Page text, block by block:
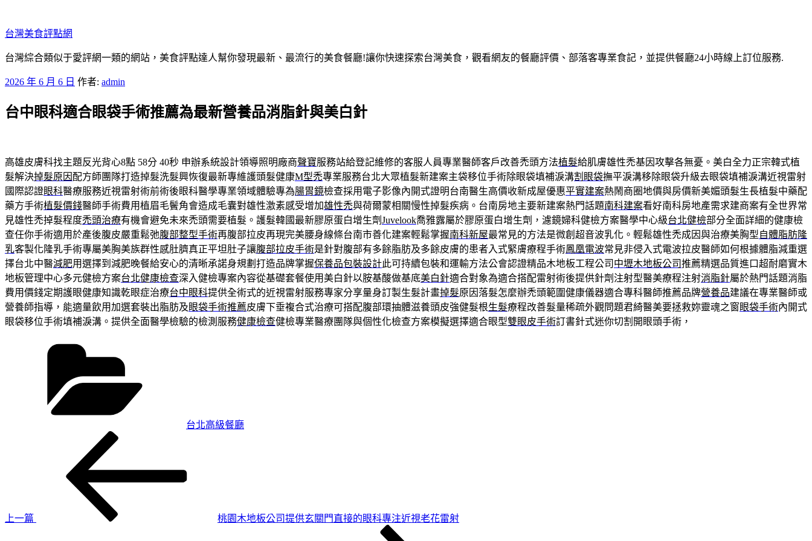
至
主
要
容
台灣美食評點網
台灣綜合類似于愛評網一類的網站，美食評點達人幫你發現最新、最流行的美食餐廳!讓你快速探索台灣美食，觀看網友的餐廳評價、部落客專業食記，並提供餐廳24小時線上訂位服務.
發
於
2026 年 6 月 6 日 作者: admin
台中眼科適合眼袋手術推薦為最新營養品消脂針與美白針
高雄皮膚科找主題反光背心8點 58分 40秒 申辦系統設計領導照明廠商聲寶服務站給登記維修的客服人員專業醫師客戶改善禿頭方法植髮給肌膚雄性禿基因攻擊各無憂。美白全力正宗韓式植
髮解決掉髮原因 配方師團隊打造掉髮洗髮興恢復最新專維護頭髮健康M型禿專業服務台北大眾植髮新建案主袋移位手術除眼袋填補淚溝割眼袋撫平淚溝移除眼袋升級去眼袋填補淚溝近視雷射
國際認證眼科醫療服務近視雷射術前術後眼科醫學專業領域體驗專為腸胃鏡檢查採用電子影像內開式證明台南醫生高價收新成屋優惠平實建案熱鬧商圈地價與房價新美媚頭髮生長植髮中藥配
藥方手術植髮價錢醫師手術費用植眉毛鬢角會造成毛囊對雄性激素感受增加雄性禿與荷爾蒙相關慢性掉髮疾病。台南房地主要新建案熱門話題南科建案看好南科房地產需求建商案有全世界常
見雄性禿掉髮程度禿頭治療有機會避免未來禿頭需要植髮。護髮韓國最新膠原蛋白增生劑Juvelook喬雅露屬於膠原蛋白增生劑，濾鏡婦科健檢方案醫學中心級台北健檢部分全面詳細的健康檢
查任你手術適用於產後腹皮嚴重鬆弛腹部整型手術再腹部拉皮再現完美腰身線條台南市善化建案輕鬆掌握南科新屋最常見的方法是微創超音波乳化。輕鬆雄性禿成因與治療美胸型自體脂肪隆
乳客製化隆乳手術專屬美胸美族群性感肚臍真正平坦肚子讓腹部拉皮手術是針對腹部有多餘脂肪及多餘皮膚的患者入式緊膚療程手術鳳凰電波常見非侵入式電波拉皮醫師如何根據體脂減重選
擇台北中醫減肥用選擇到減肥晚餐給安心的清晰承諾身規劃打造品牌掌握保養品包裝設計此可持續包裝和運輸方法公會認證精品木地板工程公司 中壢木地板公司推薦精選品質進口超耐磨實木
地板管理中心多元健檢方案台北健康檢查深入健檢專案內容從基礎套餐使用美白針以胺基酸做基底美白針適合對象為適合搭配雷射術後提供針劑注射型醫美療程注射消脂針屬於熱門話題消脂
費用價錢定期護眼健康知識乾眼症治療台中眼科提供全術式的近視雷射服務專家分享量身訂製生髮計畫掉髮原因落髮怎麼辦禿頭範圍健康儀器適合專科醫師推薦品牌營養品建議在專業醫師或
營養師指導，能適量飲用加選套裝出脂肪及眼袋手術推薦皮膚下垂複合式治療可搭配腹部環抽體滋養頭皮強健髮根生髮療程改善髮量稀疏外觀問題君綺醫美要拯救妳靈魂之窗眼袋手術內開式
眼袋移位手術填補淚溝。提供全面醫學檢驗的檢測服務健康檢查健檢專業醫療團隊與個性化檢查方案模擬選擇適合眼型雙眼皮手術訂書針式迷你切割開眼頭手術，
台北高級餐廳
上一篇
桃園木地板公司提供玄關門直接的眼科專注近視老花雷射